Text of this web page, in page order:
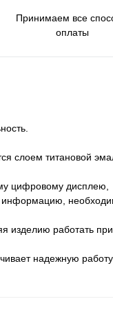
Принимаем все
оплаты
слоем титановой
цифровому дисплею,
информацию,
изделию работать при
надежную